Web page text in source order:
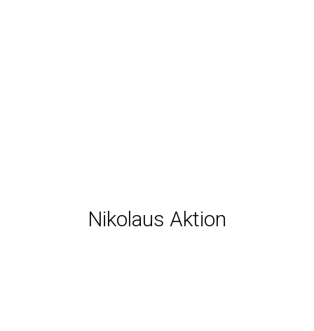
Nikolaus Aktion